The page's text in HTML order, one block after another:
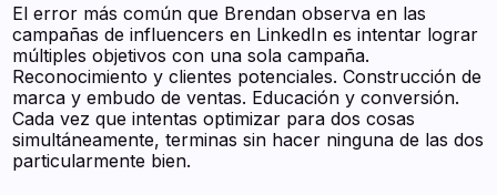
El error más común que Brendan observa en las
campañas de influencers en LinkedIn es intentar lograr
múltiples objetivos con una sola campaña.
Reconocimiento y clientes potenciales. Construcción de
marca y embudo de ventas. Educación y conversión.
Cada vez que intentas optimizar para dos cosas
simultáneamente, terminas sin hacer ninguna de las dos
particularmente bien.